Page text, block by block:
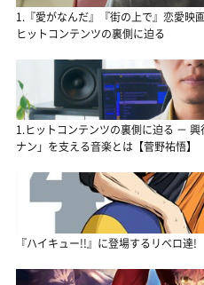
1.『愛がなんだ』『街の上で』恋愛映
ヒットコンテンツの裏側に迫る
1.ヒットコンテンツの裏側に迫る －
ナン」を支える音楽とは【菅野祐悟】
『ハイキュー!!』に登場するリベロ達!